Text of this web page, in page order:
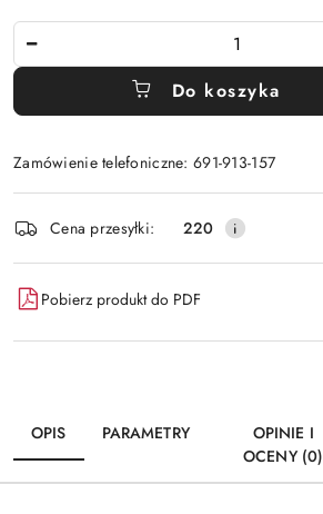
Do koszyka
Zamówienie telefoniczne: 691-913-157
Wyślij
i
dostawa
Cena przesyłki: 220
Pobierz produkt do PDF
OPIS PARAMETRY
OPINIE I
OCENY (0)